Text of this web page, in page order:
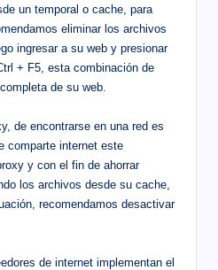
un temporal o cache, para
eliminar los archivos
ingresar a su web y presionar
+ F5, esta combinación de
de su web.
de encontrarse en una red es
comparte internet este
y con el fin de ahorrar
los archivos desde su cache,
recomendamos desactivar
de internet implementan el